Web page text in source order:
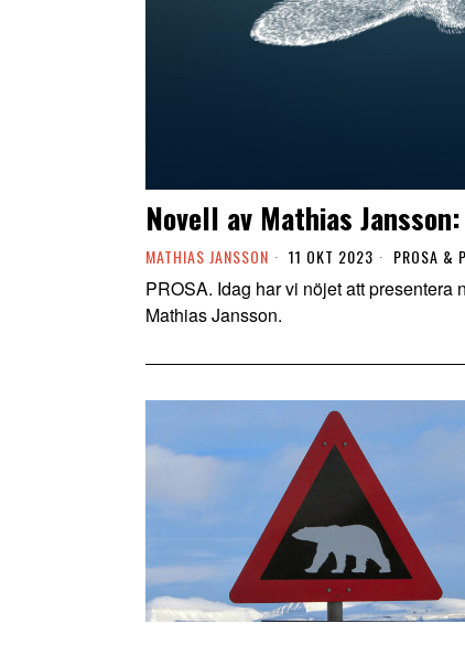
Novell av Mathias
MATHIAS JANSSON 11 OKT 2023 PROSA &
PROSA. Idag har vi nöjet att presentera
Mathias Jansson.